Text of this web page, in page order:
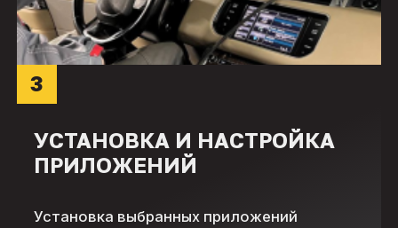
УСТАНОВКА И НАСТРОЙКА
ПРИЛОЖЕНИЙ
Установка выбранных приложений
3